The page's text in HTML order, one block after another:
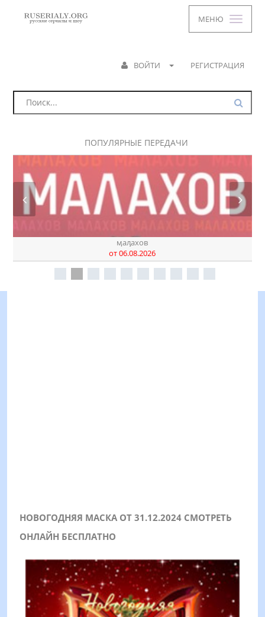
МЕНЮ
ВОЙТИ РЕГИСТРАЦИЯ
ПОПУЛЯРНЫЕ ПЕРЕДАЧИ
ӎаԓахов
от 06.08.2026
НОВОГОДНЯЯ МАСКА ОТ 31.12.2024 СМОТРЕТЬ
ОНЛАЙН БЕСПЛАТНО